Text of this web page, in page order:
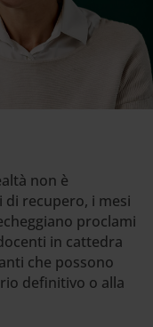
non è
di recupero, i mesi
proclami
in cattedra
che possono
definitivo o alla